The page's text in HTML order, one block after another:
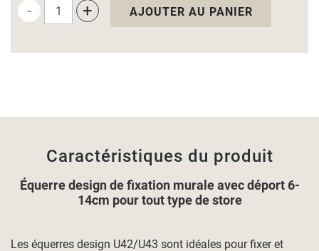
- + AJOUTER AU PANIER
Caractéristiques du produit
Équerre design de fixation murale avec déport 6-
14cm pour tout type de store
Les équerres design U42/U43 sont idéales pour fixer et